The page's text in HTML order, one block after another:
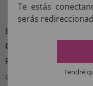
Compre
Encomende hoje
Oompa Loompa
Perfeita para
comemorações
Te estás
serás
Tendré